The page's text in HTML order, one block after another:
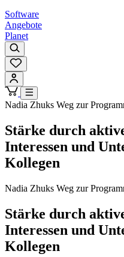
Software
Angebote
Planet
Nadia Zhuks Weg zur
Stärke durch
Interessen und
Kollegen
Nadia Zhuks Weg zur
Stärke durch
Interessen und
Kollegen